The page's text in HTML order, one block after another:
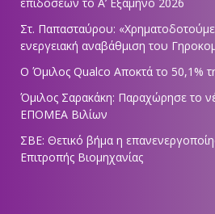
επιδόσεων το Α’ Εξάμηνο 2026
Στ. Παπασταύρου:
ενεργειακή αναβάθμιση του
Ο Όμιλος Qualco Αποκτά το 50,1%
Όμιλος Σαρακάκη: Παραχώρησε το
ΕΠΟΜΕΑ Βιλίων
ΣΒΕ: Θετικό βήμα η
Επιτροπής Βιομηχανίας